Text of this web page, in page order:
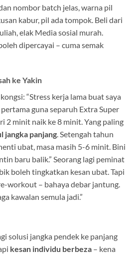
nombor batch jelas, warna pil
kabur, pil ada tompok. Beli dari
elak Media sosial murah.
dipercayai – cuma semak
ke Yakin
“Stress kerja lama buat saya
guna separuh Extra Super
2 minit naik ke 8 minit. Yang paling
jangka panjang. Setengah tahun
ubat, masa masih 5-6 minit. Bini
baru balik.” Seorang lagi peminat
boleh tingkatkan kesan ubat. Tapi
workout – bahaya debar jantung.
kawalan semula jadi.”
solusi jangka pendek ke panjang
kesan individu berbeza – kena